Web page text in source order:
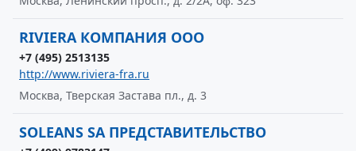
RIVIERA КОМПАНИЯ ООО
+7 (495) 2513135
http://www.riviera-fra.ru
Москва, Тверская Застава пл., д. 3
SOLEANS SA ПРЕДСТАВИТЕЛЬСТВО